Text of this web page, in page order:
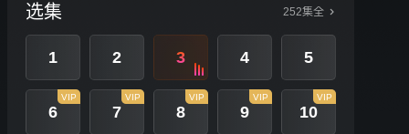
选集 252集全
1 2 3 4 5
6
VIP
7
VIP
8
VIP
9
VIP
10
VIP